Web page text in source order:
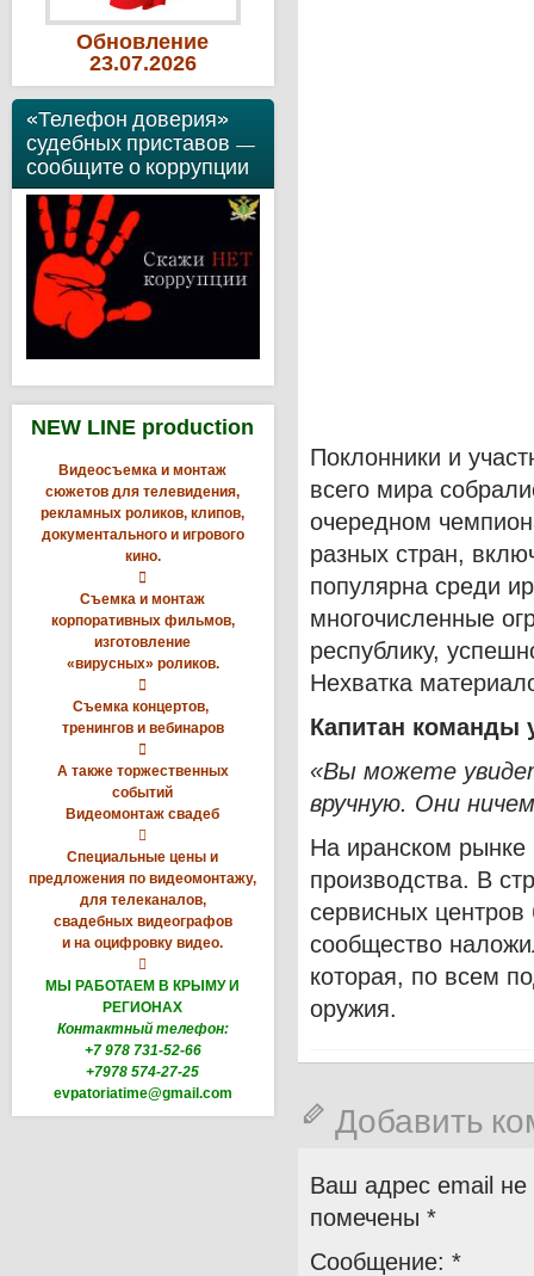
Обновление
23.07.2026
«Телефон доверия»
судебных приставов —
сообщите о коррупции
NEW LINE production
Видеосъемка и монтаж
сюжетов для телевидения,
рекламных роликов, клипов,
документального и игрового
кино.

Съемка и монтаж
корпоративных фильмов,
изготовление
«вирусных» роликов.

Съемка концертов,
тренингов и вебинаров

А также торжественных
событий
Видеомонтаж свадеб

Специальные цены и
предложения по видеомонтажу,
для телеканалов,
свадебных видеографов
и на оцифровку видео.

МЫ РАБОТАЕМ В КРЫМУ И
РЕГИОНАХ
Контактный телефон:
+7 978 731-52-66
+7978 574-27-25
evpatoriatime@gmail.com
Поклонники и
всего мира
очередном
разных стран,
популярна среди
многочисленные
республику,
Нехватка
Капитан команды
«Вы можете
вручную. Они
На иранском рынке
производства. В
сервисных
сообщество
которая, по всем
оружия.
Добавить
Ваш адрес email не
помечены *
Сообщение: *